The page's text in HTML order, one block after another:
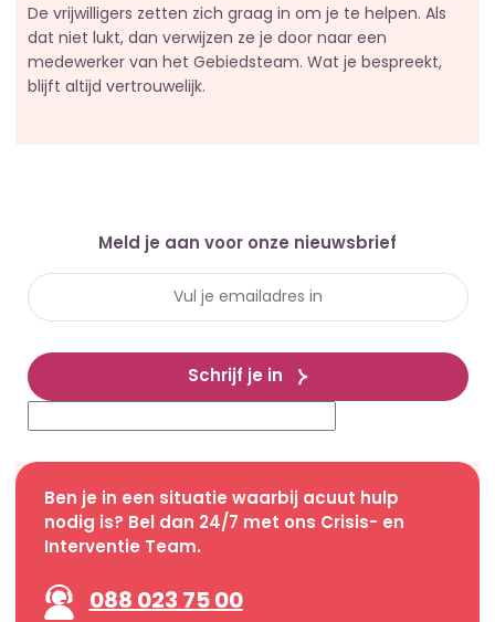
De vrijwilligers zetten zich graag in om je te helpen. Als
dat niet lukt, dan verwijzen ze je door naar een
medewerker van het Gebiedsteam. Wat je bespreekt,
blijft altijd vertrouwelijk.
Meld je aan voor onze nieuwsbrief
Schrijf je in
Ben je in een situatie waarbij acuut hulp
nodig is? Bel dan 24/7 met ons Crisis- en
Interventie Team.
088 023 75 00